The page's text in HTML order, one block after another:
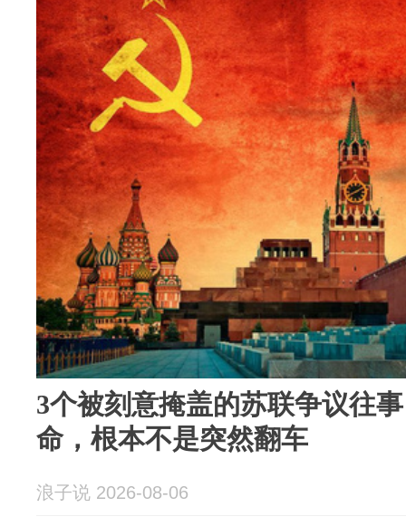
3个被刻意掩盖的苏联争议往
命，根本不是突然翻车
浪子说 2026-08-06